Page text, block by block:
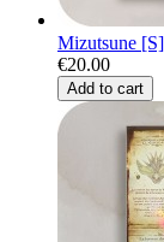
Mizutsune [S]
€20.00
Add to cart